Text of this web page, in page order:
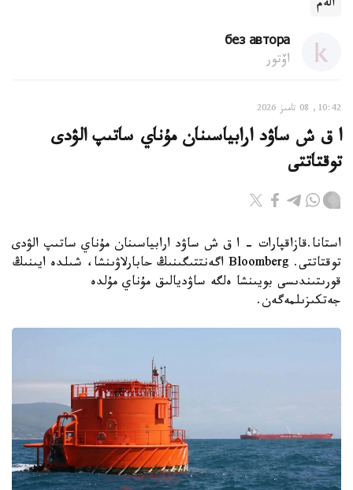
الەم
без автора
اۆتور
10:42, 08 تامىز 2026
ا ق ش ساۋد ارابياسىنان مۇناي ساتىپ الۋدى
توقتاتتى
استانا.قازاقپارات - ا ق ش ساۋد ارابياسىنان مۇناي ساتىپ الۋدى
توقتاتتى. Bloomberg اگەنتتىگىنىڭ حابارلاۋىنشا، شىلدە ايىنىڭ
قورىتىندىسى بويىنشا ەلگە ساۋديالىق مۇناي مۇلدە
جەتكىزىلمەگەن.